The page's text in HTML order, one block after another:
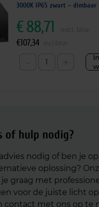
3000K IP65 zwart – dimbaar
In
€88,71
€107,34
of hulp nodig?
nodig of ben je
oplossing?
graag met
voor de juiste licht
contact met ons op te